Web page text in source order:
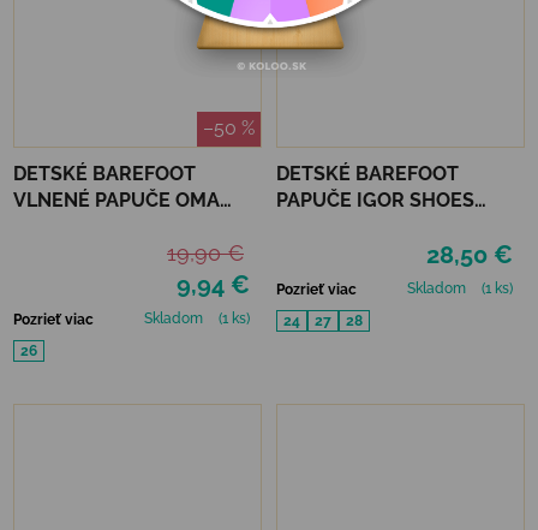
–50 %
DETSKÉ BAREFOOT
VLNENÉ PAPUČE OMA
9,94 €
19,90 €
Pozrieť viac Skladom
(1 ks)
26
DETSKÉ BAREFOOT
PAPUČE IGOR SHOES
28,50 €
Pozrieť viac Skladom
(1 ks)
24
27 28